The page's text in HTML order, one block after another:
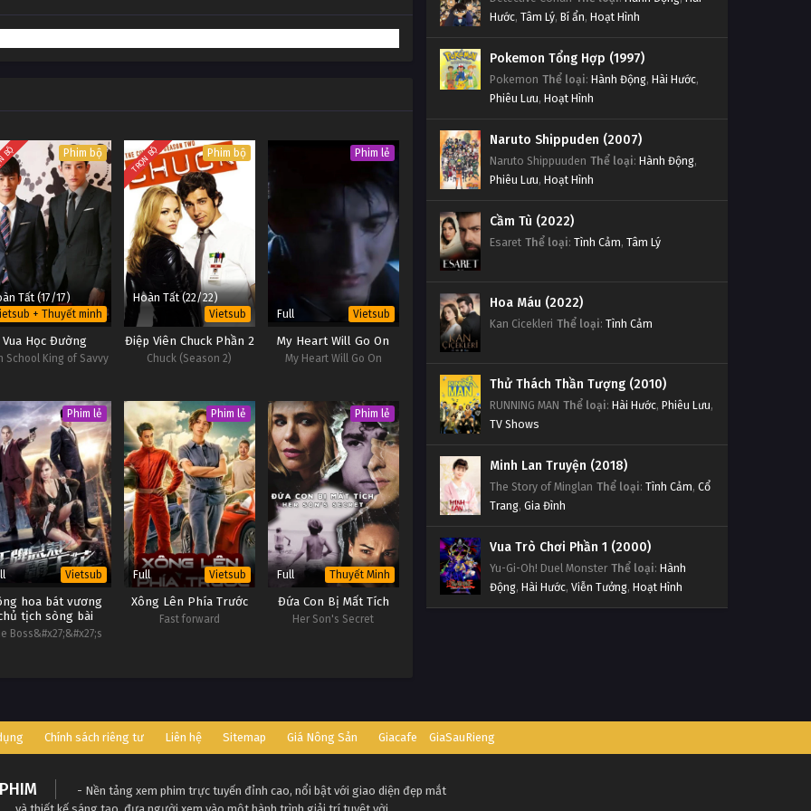
Vietsub #1
Vietsub #1
BỘ Phim bộ
Tất (17/17)
+ Thuyết minh
Vua Học Đường
School King of Savvy
TRỌN BỘ Phim bộ
Hoàn Tất (22/22)
Vietsub
Điệp Viên Chuck Phần 2
Chuck (Season 2)
Phim lẻ
Full Vietsub
My Heart Will Go On
My Heart Will Go On
Phim lẻ
Vietsub
hoa bát vương
tịch sòng bài
Boss&#x27;&#x27;s
Phim lẻ
Full Vietsub
Xông Lên Phía Trước
Fast forward
Phim lẻ
Full Thuyết Minh
Đứa Con Bị Mất Tích
Her Son's Secret
Hước, Tâm Lý, Bí ẩn, Hoạt Hình
Pokemon Tổng Hợp (1997)
Pokemon Thể loại: Hành Động, Hài Hước,
Phiêu Lưu, Hoạt Hình
Naruto Shippuden (2007)
Naruto Shippuuden Thể loại: Hành Động,
Phiêu Lưu, Hoạt Hình
Cầm Tù (2022)
Esaret Thể loại: Tình Cảm, Tâm Lý
Hoa Máu (2022)
Kan Cicekleri Thể loại: Tình Cảm
Thử Thách Thần Tượng (2010)
RUNNING MAN Thể loại: Hài Hước, Phiêu Lưu,
TV Shows
Minh Lan Truyện (2018)
The Story of Minglan Thể loại: Tình Cảm, Cổ
Trang, Gia Đình
Vua Trò Chơi Phần 1 (2000)
Yu-Gi-Oh! Duel Monster Thể loại: Hành
Động, Hài Hước, Viễn Tưởng, Hoạt Hình
Chính sách riêng tư Liên hệ Sitemap Giá Nông Sản Giacafe GiaSauRieng
- Nền tảng xem phim trực tuyến đỉnh cao, nổi bật với giao diện đẹp mắt